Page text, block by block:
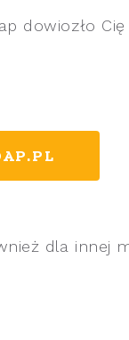
dowiozło
dla innej